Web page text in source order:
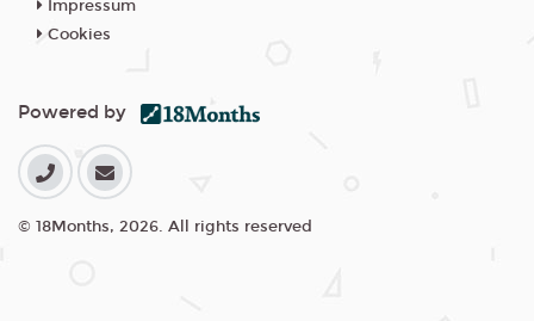
Impressum
Cookies
Powered by
© 18Months, 2026. All rights reserved